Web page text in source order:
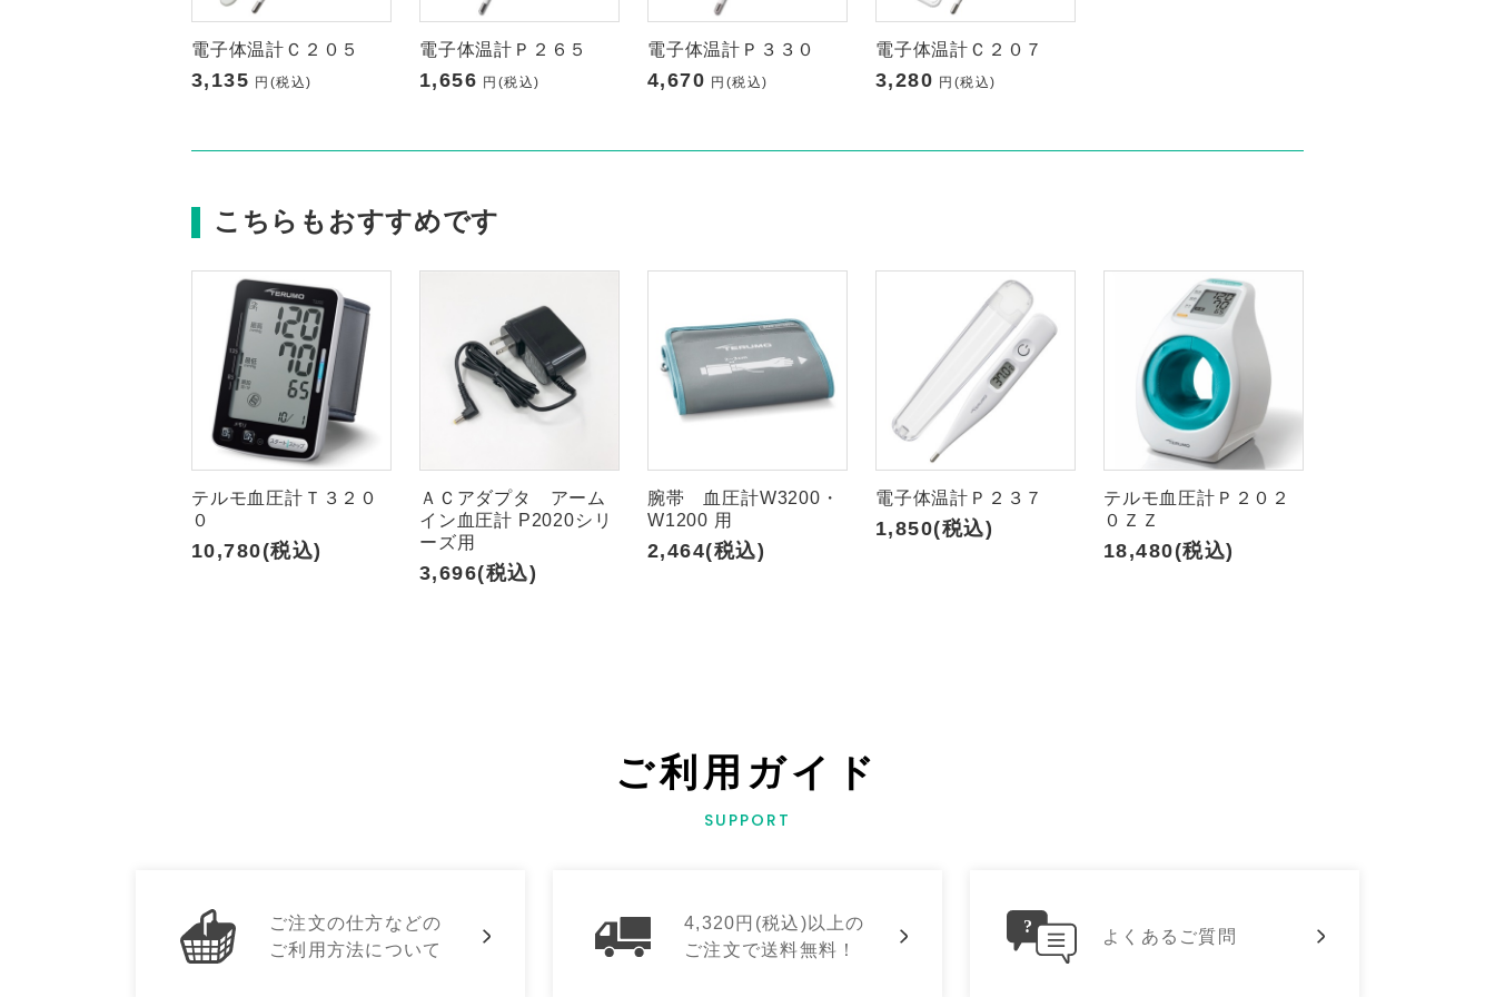
電子体温計Ｃ２０５
3,135 円(税込)
電子体温計Ｐ２６５
1,656 円(税込)
電子体温計Ｐ３３０
4,670 円(税込)
電子体温計Ｃ２０７
3,280 円(税込)
こちらもおすすめです
テルモ血圧計Ｔ３２０
０
10,780(税込)
ＡＣアダプタ アーム
イン血圧計 P2020シリ
ーズ用
3,696(税込)
腕帯 血圧計W3200・
W1200 用
2,464(税込)
電子体温計Ｐ２３７
1,850(税込)
テルモ血圧計Ｐ２０２
０ＺＺ
18,480(税込)
ご利用ガイド
SUPPORT
ご注文の仕方などの
ご利用方法について
4,320円(税込)以上の
ご注文で送料無料！
よくあるご質問